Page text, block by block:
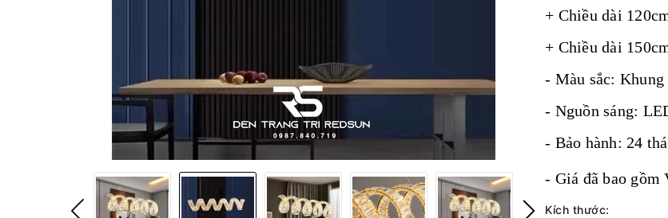
+ Chiều dài
+ Chiều dài
- Màu sắc:
- Nguồn sáng:
- Bảo hành: 24
- Giá đã bao gồm
Kích thước: